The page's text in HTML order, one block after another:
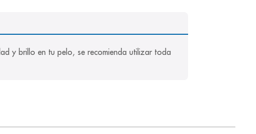
y brillo en tu pelo, se recomienda utilizar toda